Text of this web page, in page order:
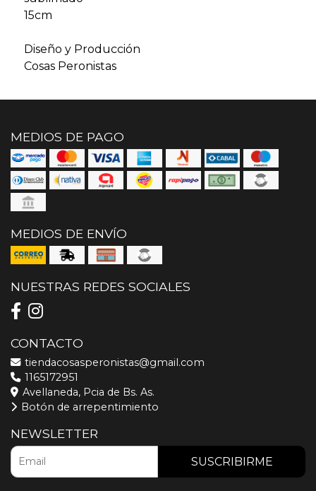
15cm
Diseño y Producción
Cosas Peronistas
MEDIOS DE PAGO
MEDIOS DE ENVÍO
NUESTRAS REDES SOCIALES
CONTACTO
tiendacosasperonistas@gmail.com
1165172951
Avellaneda, Pcia de Bs. As.
Botón de arrepentimiento
NEWSLETTER
SUSCRIBIRME